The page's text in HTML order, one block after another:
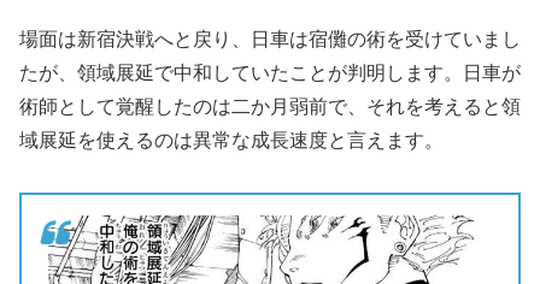
場面は新宿決戦へと戻り、日車は宿儺の術を受けていまし
たが、領域展延で中和していたことが判明します。日車が
術師として覚醒したのは二か月弱前で、それを考えると領
域展延を使えるのは異常な成長速度と言えます。